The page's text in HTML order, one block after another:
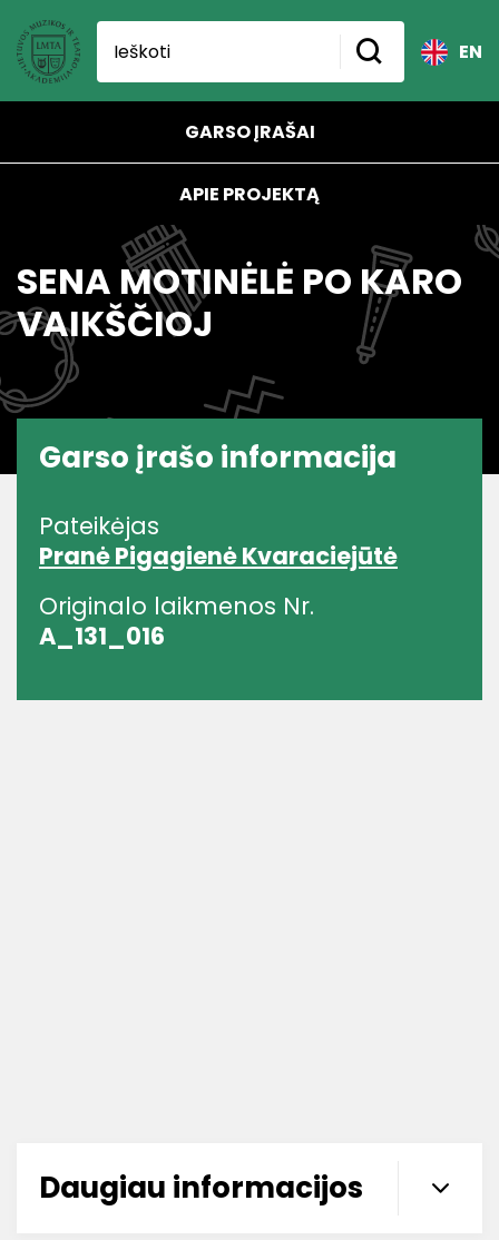
EN
GARSO ĮRAŠAI
APIE PROJEKTĄ
SENA MOTINĖLĖ PO KARO
VAIKŠČIOJ
Garso įrašo informacija
Pateikėjas
Pranė Pigagienė Kvaraciejūtė
Originalo laikmenos Nr.
A_131_016
Daugiau informacijos